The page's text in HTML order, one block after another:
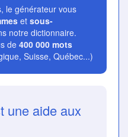
le générateur vous
et sous-
notre dictionnaire.
de 400 000 mots
Suisse, Québec...)
une aide aux